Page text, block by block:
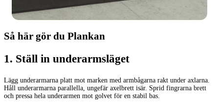
Så här gör du Plankan
1. Ställ in underarmsläget
Lägg underarmarna platt mot marken med armbågarna rakt under axlarna.
Håll underarmarna parallella, ungefär axelbrett isär. Sprid fingrarna brett
och pressa hela underarmen mot golvet för en stabil bas.